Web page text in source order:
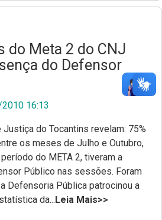
do Meta 2 do CNJ
do Defensor
16:13
Justiça do Tocantins revelam: 75%
os meses de Julho e Outubro,
do META 2, tiveram a
Público nas sessões. Foram
Defensoria Pública patrocinou a
da...Leia Mais>>